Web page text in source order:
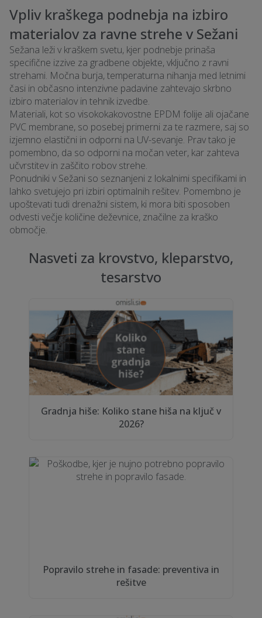
Vpliv kraškega podnebja na izbiro
materialov za ravne strehe v Sežani
Sežana leži v kraškem svetu, kjer podnebje prinaša
specifične izzive za gradbene objekte, vključno z ravni
strehami. Močna burja, temperaturna nihanja med letnimi
časi in občasno intenzivne padavine zahtevajo skrbno
izbiro materialov in tehnik izvedbe.
Materiali, kot so visokokakovostne EPDM folije ali ojačane
PVC membrane, so posebej primerni za te razmere, saj so
izjemno elastični in odporni na UV-sevanje. Prav tako je
pomembno, da so odporni na močan veter, kar zahteva
učvrstitev in zaščito robov strehe.
Ponudniki v Sežani so seznanjeni z lokalnimi specifikami in
lahko svetujejo pri izbiri optimalnih rešitev. Pomembno je
upoštevati tudi drenažni sistem, ki mora biti sposoben
odvesti večje količine deževnice, značilne za kraško
območje.
Nasveti za krovstvo, kleparstvo,
tesarstvo
Gradnja hiše: Koliko stane hiša na ključ v
2026?
Popravilo strehe in fasade: preventiva in
rešitve